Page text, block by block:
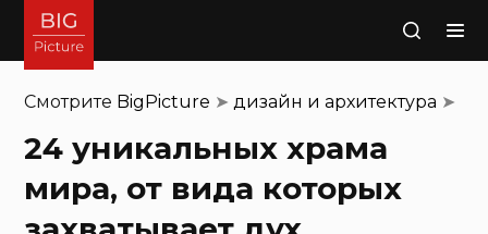
Поиск
Смотрите BigPicture ➤дизайн и архитектура ➤
24 уникальных храма
мира, от вида которых